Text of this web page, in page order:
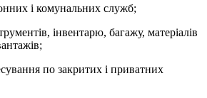
і комунальних служб;
інвентарю, багажу, матеріалів
по закритих і приватних